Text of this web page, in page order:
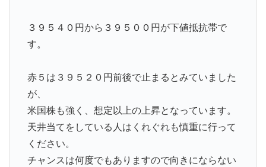
３９５４０円から３９５００円が下値抵抗帯で
す。
赤５は３９５２０円前後で止まるとみていました
が、
米国株も強く、想定以上の上昇となっています。
天井当てをしている人はくれぐれも慎重に行って
ください。
チャンスは何度でもありますので向きにならない